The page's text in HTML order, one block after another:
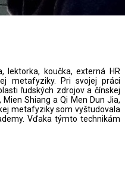
lektorka, koučka, externá HR
metafyziky. Pri svojej práci
ľudských zdrojov a čínskej
Shiang a Qi Men Dun Jia,
metafyziky som vyštudovala
Vďaka týmto technikám